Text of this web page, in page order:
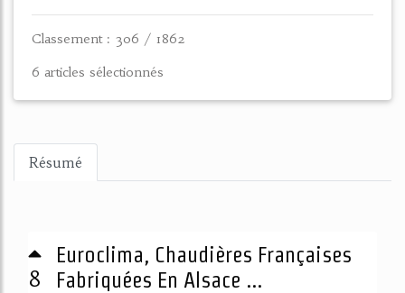
Classement : 306 / 1862
6 articles sélectionnés
Résumé
8
Euroclima, Chaudières Françaises
Fabriquées En Alsace ...